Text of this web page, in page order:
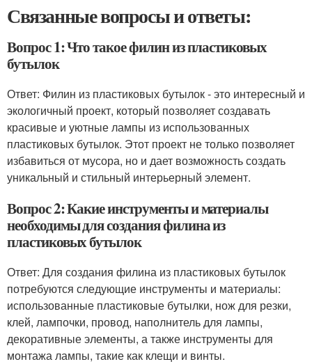
Связанные вопросы и ответы:
Вопрос 1: Что такое филин из пластиковых
бутылок
Ответ: Филин из пластиковых бутылок - это интересный и
экологичный проект, который позволяет создавать
красивые и уютные лампы из использованных
пластиковых бутылок. Этот проект не только позволяет
избавиться от мусора, но и дает возможность создать
уникальный и стильный интерьерный элемент.
Вопрос 2: Какие инструменты и материалы
необходимы для создания филина из
пластиковых бутылок
Ответ: Для создания филина из пластиковых бутылок
потребуются следующие инструменты и материалы:
использованные пластиковые бутылки, нож для резки,
клей, лампочки, провод, наполнитель для лампы,
декоративные элементы, а также инструменты для
монтажа лампы, такие как клещи и винты.